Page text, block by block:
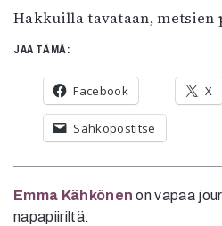
Hakkuilla tavataan, metsien
JAA TÄMÄ:
Facebook X
Sähköpostitse
Emma Kähkönen on vapaa
napapiiriltä.